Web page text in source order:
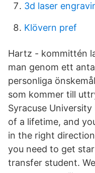
3d laser
Klövern pref
Hartz - kommittén
man genom ett
personliga
som kommer till
Syracuse
of a lifetime, and
in the right
you need to get
transfer student.